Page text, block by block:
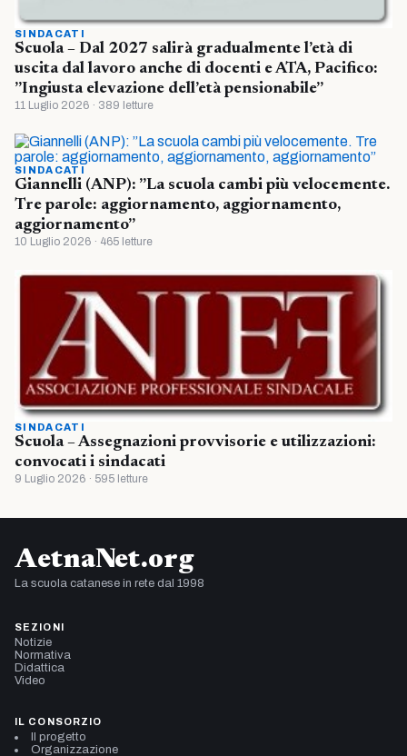
SINDACATI
Scuola – Dal 2027 salirà gradualmente l’età di
uscita dal lavoro anche di docenti e ATA, Pacifico:
”Ingiusta elevazione dell’età pensionabile”
11 Luglio 2026 · 389 letture
SINDACATI
Giannelli (ANP): ”La scuola cambi più velocemente.
Tre parole: aggiornamento, aggiornamento,
aggiornamento”
10 Luglio 2026 · 465 letture
SINDACATI
Scuola – Assegnazioni provvisorie e utilizzazioni:
convocati i sindacati
9 Luglio 2026 · 595 letture
AetnaNet.org
La scuola catanese in rete dal 1998
SEZIONI
Notizie
Normativa
Didattica
Video
IL CONSORZIO
Il progetto
Organizzazione